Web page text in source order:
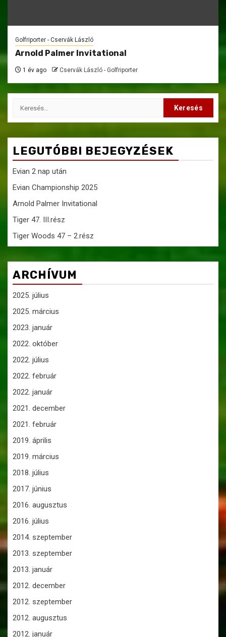
Golfriporter - Cservák László
Arnold Palmer Invitational
1 év ago Cservák László - Golfriporter
Keresés:
LEGUTÓBBI BEJEGYZÉSEK
Evian 2 nap után
Evian Championship 2025
Arnold Palmer Invitational
Tiger 47. III.rész
Tiger Woods 47 – 2.rész
ARCHÍVUM
2025. július
2025. március
2023. január
2022. október
2022. július
2022. február
2022. január
2021. december
2021. február
2019. április
2019. március
2018. július
2017. június
2016. augusztus
2016. július
2014. szeptember
2013. szeptember
2013. január
2012. december
2012. szeptember
2012. augusztus
2012. január